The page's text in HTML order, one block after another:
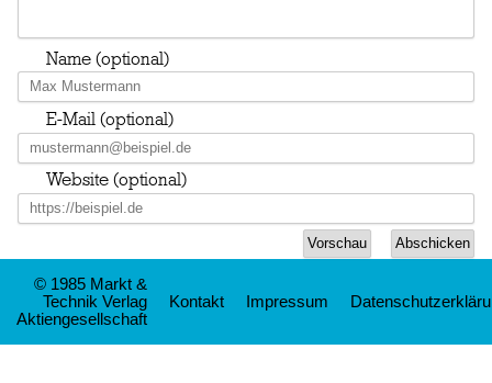
Name (optional)
E-Mail (optional)
Website (optional)
© 1985 Markt &
Technik Verlag
Aktiengesellschaft
Kontakt Impressum